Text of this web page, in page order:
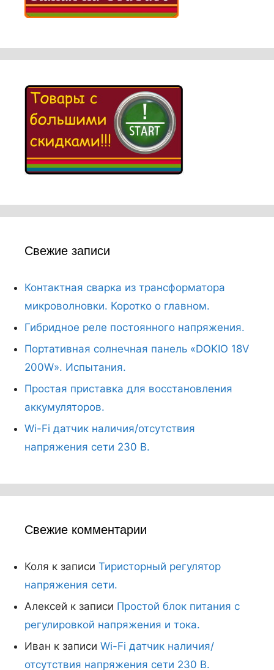
Свежие записи
Контактная сварка из трансформатора
микроволновки. Коротко о главном.
Гибридное реле постоянного напряжения.
Портативная солнечная панель «DOKIO 18V
200W». Испытания.
Простая приставка для восстановления
аккумуляторов.
Wi-Fi датчик наличия/отсутствия
напряжения сети 230 В.
Свежие комментарии
Коля к записи Тиристорный регулятор
напряжения сети.
Алексей к записи Простой блок питания с
регулировкой напряжения и тока.
Иван к записи Wi-Fi датчик наличия/
отсутствия напряжения сети 230 В.